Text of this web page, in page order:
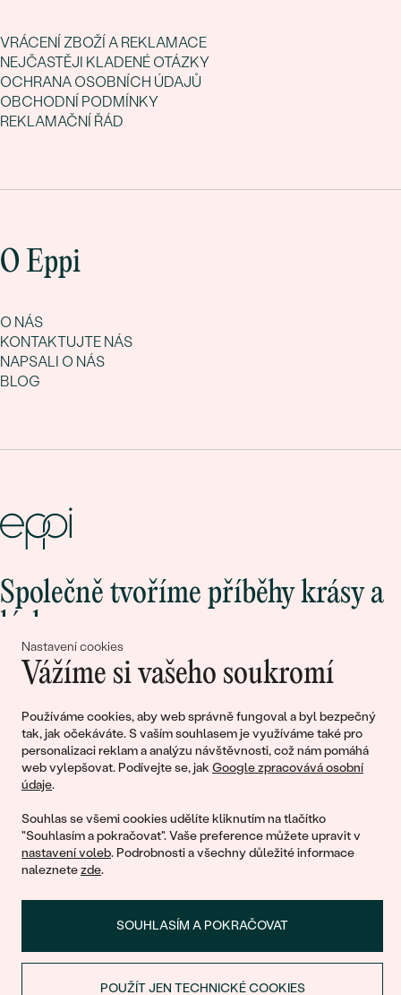
Nastavení cookies
Vážíme si vašeho soukromí
Používáme cookies, aby web správně fungoval a byl bezpečný
tak, jak očekáváte. S vaším souhlasem je využíváme také pro
personalizaci reklam a analýzu návštěvnosti, což nám pomáhá
web vylepšovat. Podívejte se, jak Google zpracovává osobní
údaje.
Souhlas se všemi cookies udělíte kliknutím na tlačítko
"Souhlasím a pokračovat". Vaše preference můžete upravit v
nastavení voleb. Podrobnosti a všechny důležité informace
naleznetezde.
SOUHLASÍM A POKRAČOVAT
POUŽÍT JEN TECHNICKÉ COOKIES
VRÁCENÍ ZBOŽÍ A REKLAMACE
NEJČASTĚJI KLADENÉ OTÁZKY
OCHRANA OSOBNÍCH ÚDAJŮ
OBCHODNÍ PODMÍNKY
REKLAMAČNÍ ŘÁD
O Eppi
O NÁS
KONTAKTUJTE NÁS
NAPSALI O NÁS
BLOG
Společně tvoříme příběhy krásy a
lásky
Připojte se k nám!
© 2011 - 2026, Eppi.cz